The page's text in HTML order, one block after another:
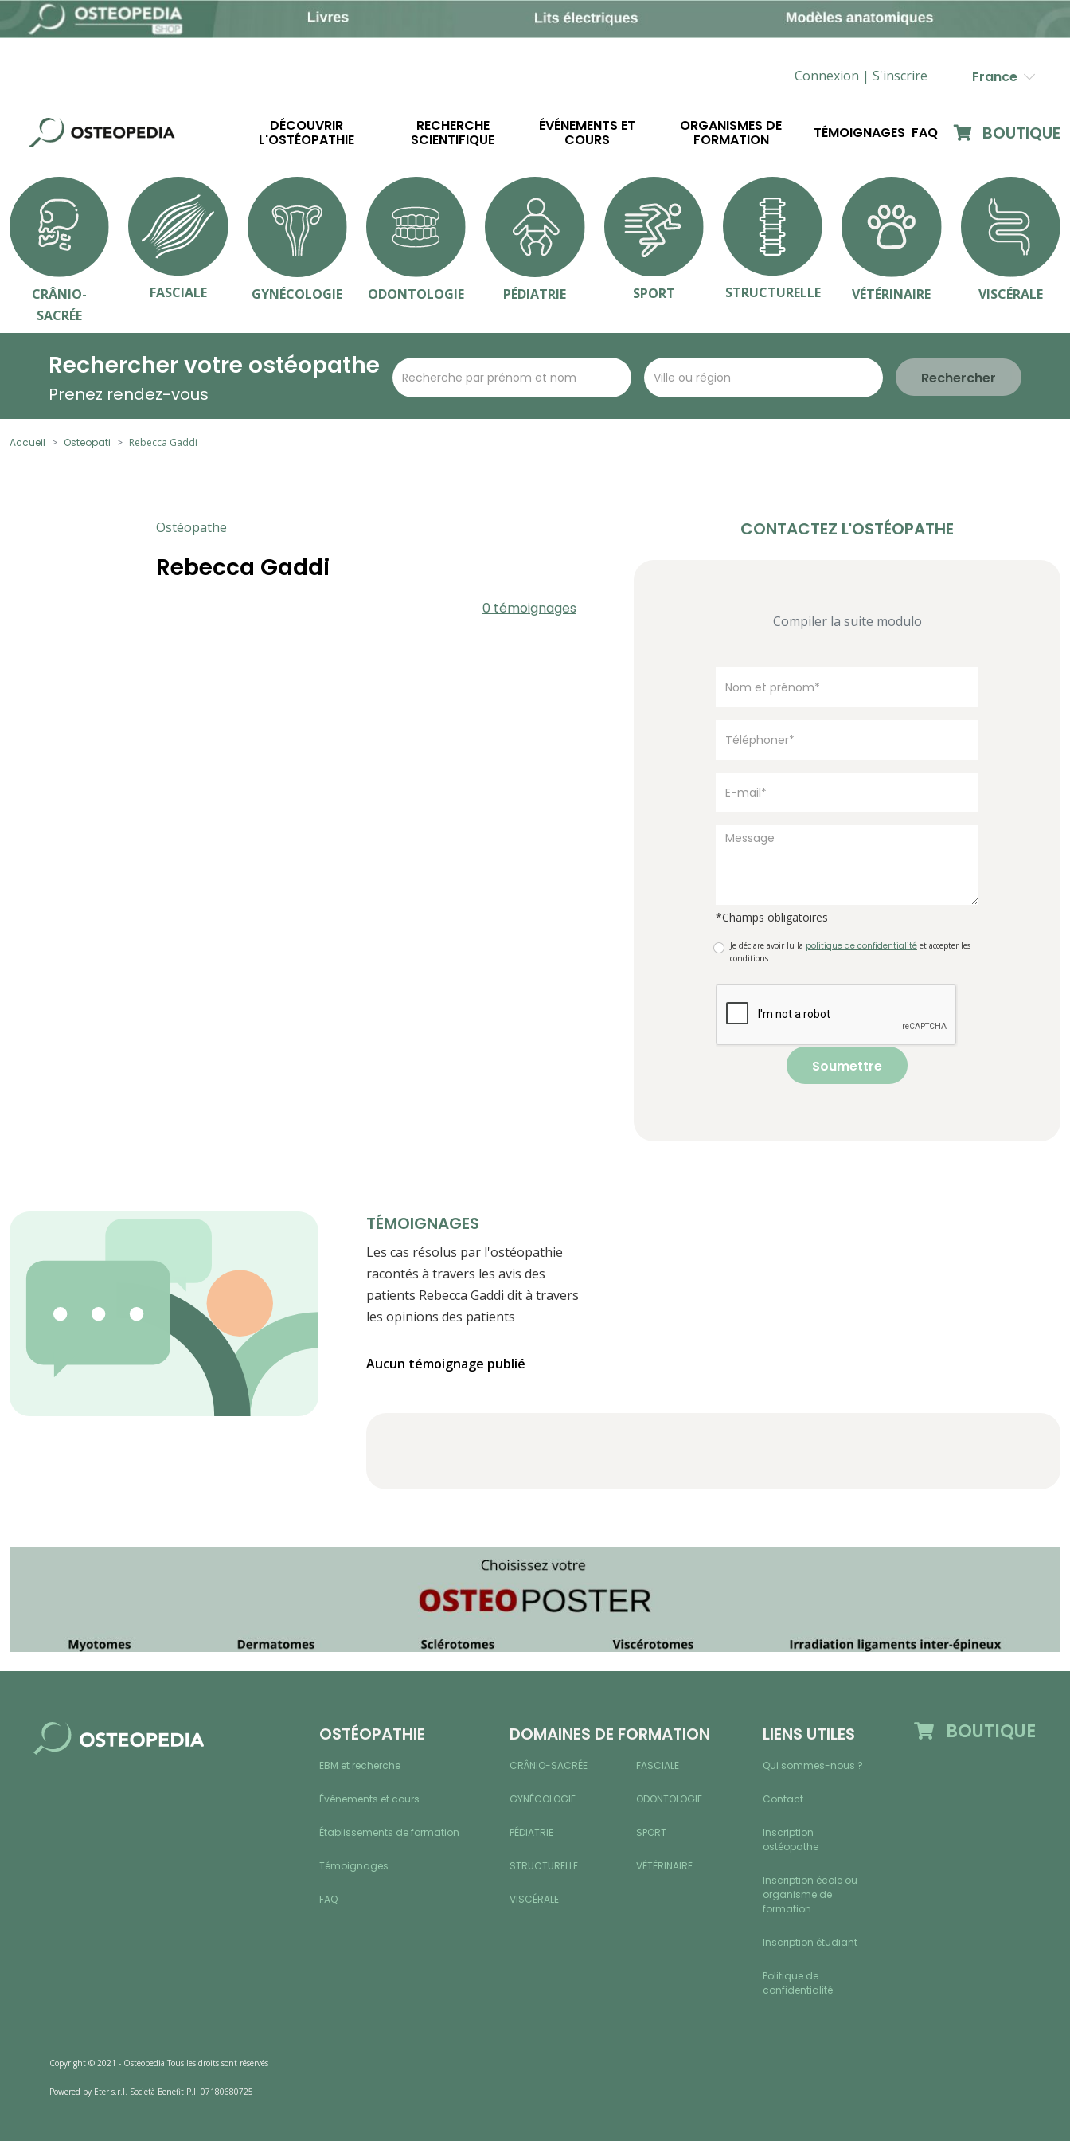
Connexion | S'inscrire France
DÉCOUVRIR
L'OSTÉOPATHIE
RECHERCHE
SCIENTIFIQUE
ÉVÉNEMENTS ET
COURS
ORGANISMES DE
FORMATION TÉMOIGNAGES FAQ BOUTIQUE
CRÂNIO-
SACRÉE
FASCIALE GYNÉCOLOGIE ODONTOLOGIE PÉDIATRIE SPORT STRUCTURELLE VÉTÉRINAIRE VISCÉRALE
Rechercher votre ostéopathe
Prenez rendez-vous
Rechercher
Accueil Osteopati Rebecca Gaddi
Ostéopathe
Rebecca Gaddi
0 témoignages
CONTACTEZ L'OSTÉOPATHE
Compiler la suite modulo
*Champs obligatoires
Je déclare avoir lu la politique de confidentialité et accepter les
conditions
Soumettre
TÉMOIGNAGES
Les cas résolus par l'ostéopathie
racontés à travers les avis des
patients Rebecca Gaddi dit à travers
les opinions des patients
Aucun témoignage publié
OSTÉOPATHIE
EBM et recherche
Événements et cours
Établissements de formation
Témoignages
FAQ
DOMAINES DE FORMATION
CRÂNIO-SACRÉE FASCIALE
GYNÉCOLOGIE ODONTOLOGIE
PÉDIATRIE SPORT
STRUCTURELLE VÉTÉRINAIRE
VISCÉRALE
LIENS UTILES
Qui sommes-nous ?
Contact
Inscription
ostéopathe
Inscription école ou
organisme de
formation
Inscription étudiant
Politique de
confidentialité
BOUTIQUE
Copyright © 2021 - Osteopedia Tous les droits sont réservés
Powered by Eter s.r.l. Società Benefit P.I. 07180680725